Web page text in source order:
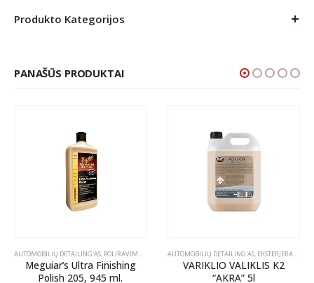
Produkto Kategorijos
PANAŠŪS PRODUKTAI
PRIEŽIŪRA
AUTOMOBILIŲ DETAILING'AS, POLIRAVIMAS POLIRAVIMO PASTOS
Meguiar’s Ultra Finishing
Polish 205, 945 ml.
AUTOMOBILIŲ DETAILING'AS, EKSTERJERAS ,
VARIKLIO VALIKLIS K2
“AKRA” 5l